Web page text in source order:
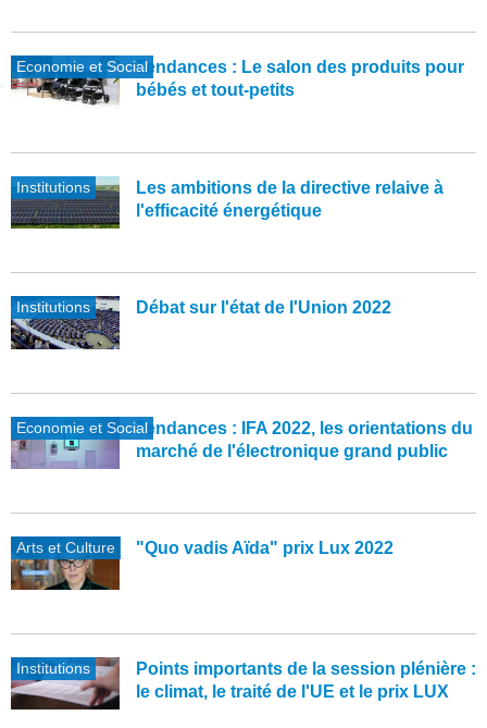
Economie et SocialTendances : Le salon des produits pour
bébés et tout-petits
Institutions
Les ambitions de la directive relaive à
l'efficacité énergétique
Institutions Débat sur l'état de l'Union 2022
Economie et SocialTendances : IFA 2022, les orientations du
marché de l'électronique grand public
Arts et Culture "Quo vadis Aïda" prix Lux 2022
Institutions
Points importants de la session plénière :
le climat, le traité de l'UE et le prix LUX